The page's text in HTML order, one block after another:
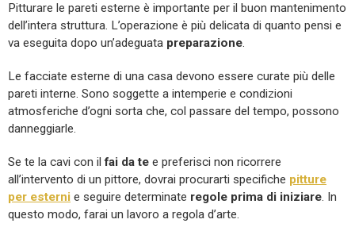
Pitturare le pareti esterne è importante per il buon mantenimento
dell’intera struttura. L’operazione è più delicata di quanto pensi e
va eseguita dopo un’adeguata preparazione.
Le facciate esterne di una casa devono essere curate più delle
pareti interne. Sono soggette a intemperie e condizioni
atmosferiche d’ogni sorta che, col passare del tempo, possono
danneggiarle.
Se te la cavi con ilfai da te e preferisci non ricorrere
all’intervento di un pittore, dovrai procurarti specifiche pitture
per esterni e seguire determinate regole prima di iniziare. In
questo modo, farai un lavoro a regola d’arte.